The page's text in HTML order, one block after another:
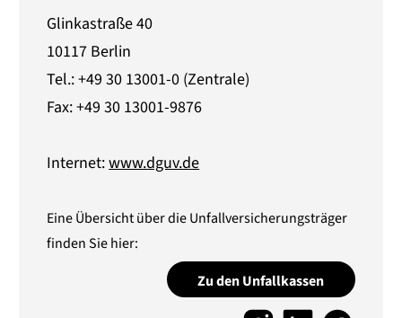
Glinkastraße 40
10117 Berlin
Tel.: +49 30 13001-0 (Zentrale)
Fax: +49 30 13001-9876
Internet:www.dguv.de
Eine Übersicht über die Unfallversicherungsträger
finden Sie hier:
Zu den Unfallkassen